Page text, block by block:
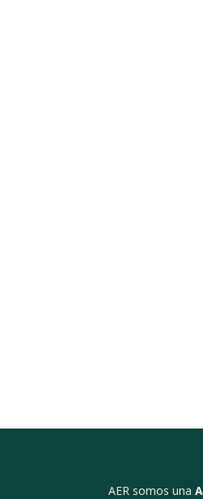
AER somos una